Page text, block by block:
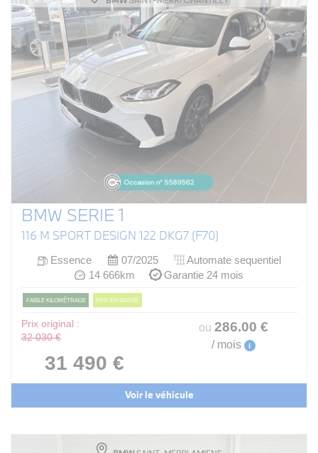
BMW SERIE 1
116 M SPORT DESIGN 122 DKG7 (F70)
Essence 07/2025
Automate sequentiel
14 666km
Garantie 24 mois
FAIBLE KILOMÉTRAGE PRIX EN BAISSE
Prix original :
32 030 €
31 490 €
ou 286.00 €
/ mois i
Voir le véhicule